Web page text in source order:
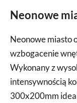
Neonowe
Neonowe miasto
wzbogacenie
Wykonany z
intensywnością
300x200mm